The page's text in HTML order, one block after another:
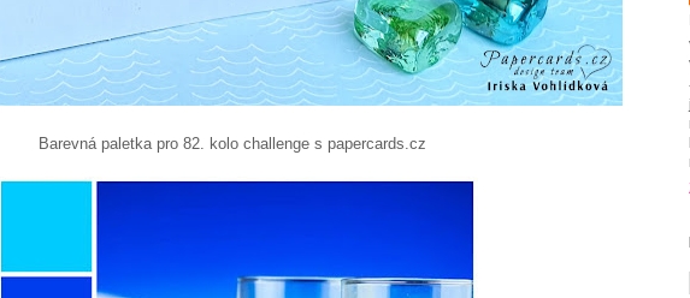
pro 82. kolo challenge s papercards.cz